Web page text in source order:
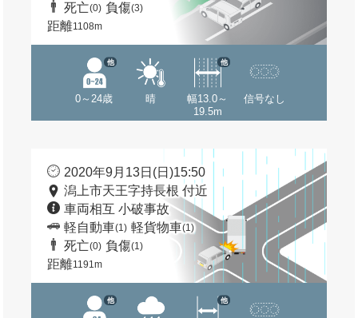
死亡(0) 負傷(3)
距離1108m
0～24歳
他
晴
幅13.0～
19.5m
他
信号なし
2020年9月13日(日)15:50
潟上市天王字持長根 付近
車両相互 小破事故
軽自動車(1) 軽貨物車(1)
死亡(0) 負傷(1)
距離1191m
他 他